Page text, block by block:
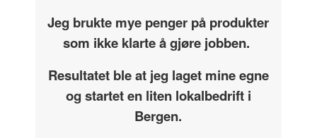
Jeg brukte mye penger på produkter
som ikke klarte å gjøre jobben.
Resultatet ble at jeg laget mine egne
og startet en liten lokalbedrift i
Bergen.